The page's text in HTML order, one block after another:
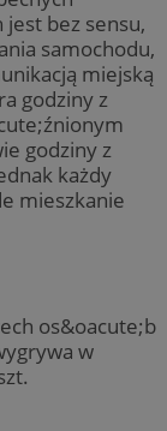
bez sensu,
samochodu,
miejską
godziny z
godziny z
każdy
mieszkanie
os&oacute;b
w